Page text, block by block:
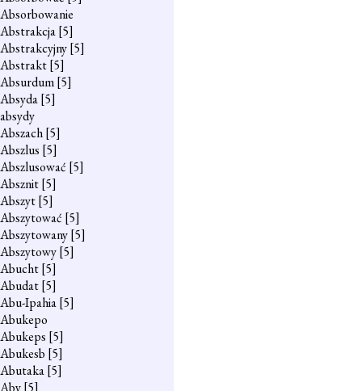
Absorbowanie
Abstrakcja[5]
Abstrakcyjny[5]
Abstrakt[5]
Absurdum[5]
Absyda[5]
absydy
Abszach[5]
Abszlus [5]
Abszlusować [5]
Absznit[5]
Abszyt[5]
Abszytować [5]
Abszytowany[5]
Abszytowy[5]
Abucht[5]
Abudat[5]
Abu-Ipahia[5]
Abukepo
Abukeps [5]
Abukesb [5]
Abutaka[5]
Aby[5]